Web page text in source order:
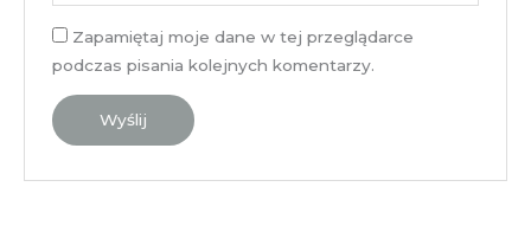
Zapamiętaj moje dane w tej przeglądarce
podczas pisania kolejnych komentarzy.